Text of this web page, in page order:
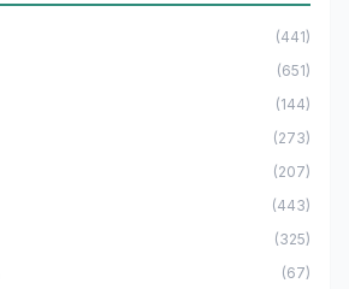
(441)
(651)
(144)
(273)
(207)
(443)
(325)
(67)